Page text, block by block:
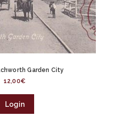
Garden City
12,00€
Login